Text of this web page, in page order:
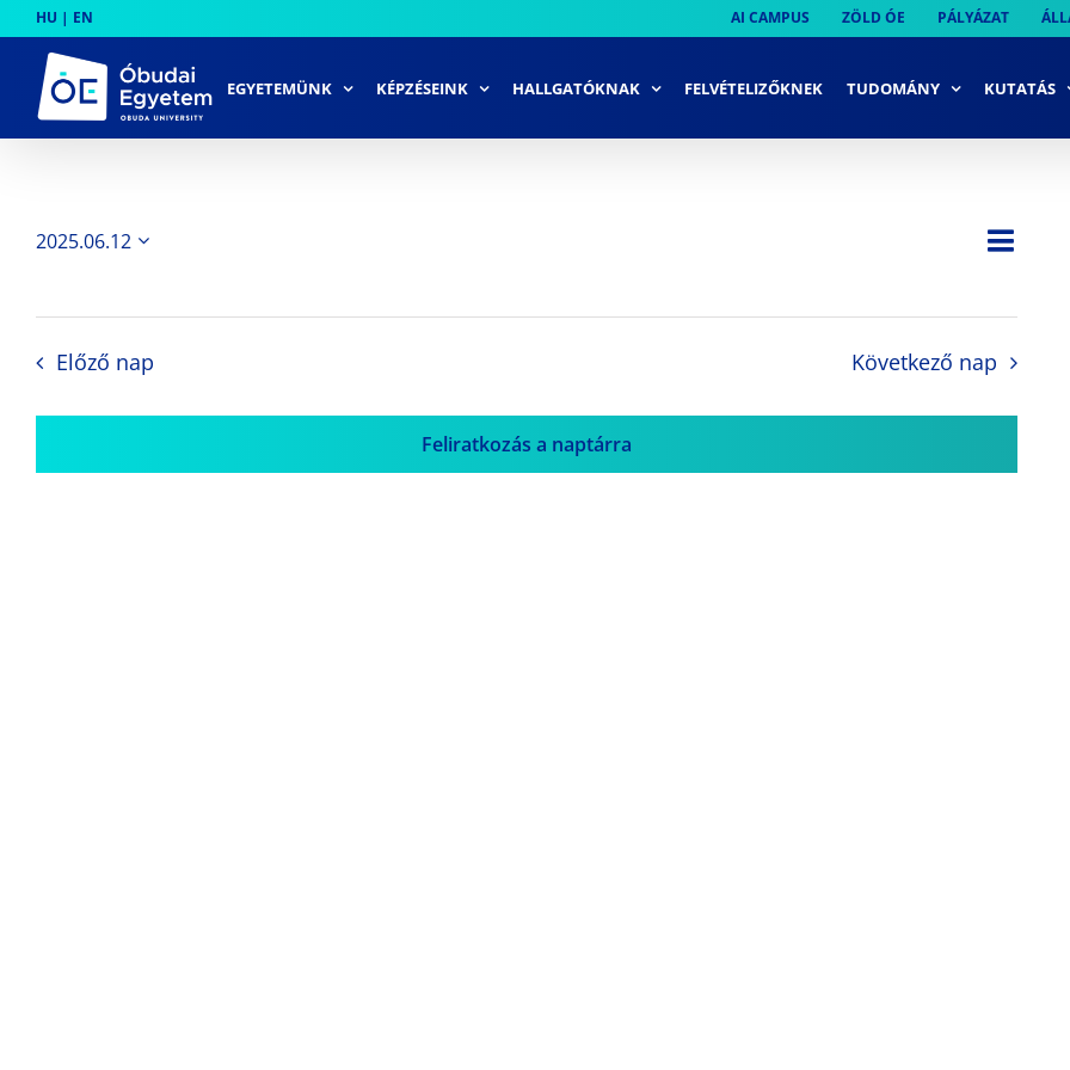
to
content
HU | EN AI CAMPUS ZÖLD ÓE PÁLYÁZAT
EGYETEMÜNK KÉPZÉSEINK HALLGATÓKNAK FELVÉTELIZŐKNEK TUDOMÁNY KUTATÁS
Nap
2025.06.12
Előző nap Következő nap
Feliratkozás a naptárra